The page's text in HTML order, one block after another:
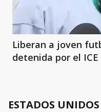
Liberan a joven
detenida por el
ESTADOS UNIDOS